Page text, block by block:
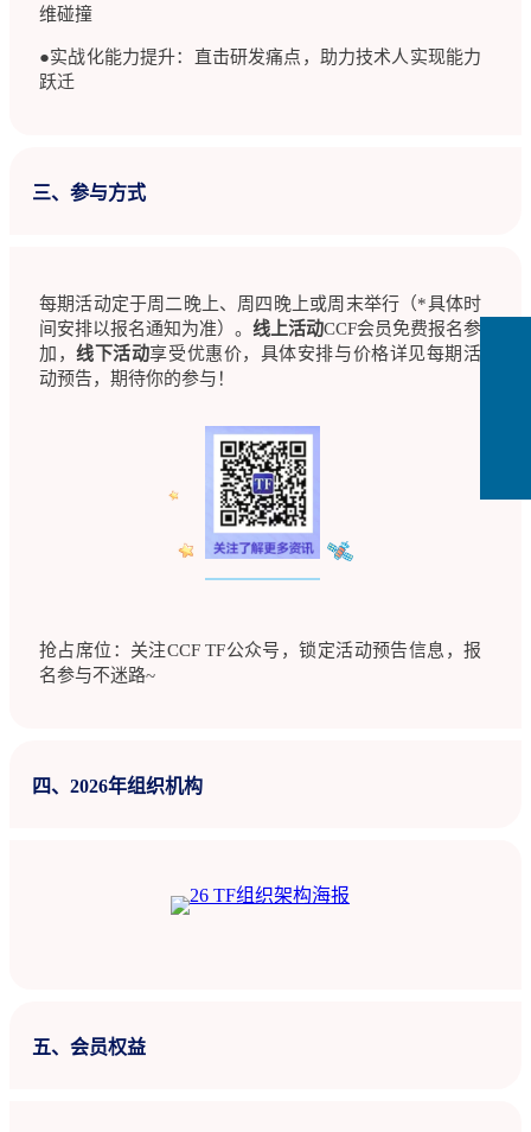
维碰撞
●实战化能力提升：直击研发痛点，助力技术人实现能力
跃迁
三、参与方式
每期活动定于周二晚上、周四晚上或周末举行（*具体时
间安排以报名通知为准）。 线上活动CCF会员免费报名参
加，线下活动享受优惠价，具体安排与价格详见每期活
动预告，期待你的参与！
抢占席位：关注CCF TF公众号，锁定活动预告信息，报
名参与不迷路~
四、2026年组织机构
五、会员权益